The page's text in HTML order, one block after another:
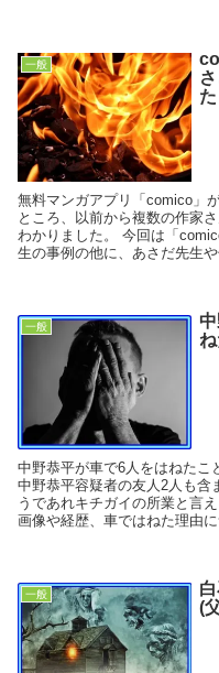
一般
た
無料マンガアプリ「comico」
ところ、以前から複数の作家
わかりました。 今回は「
生の事例の他に、あさだ先生や
一般
中野恭平が車で6人をはねたこ
中野恭平容疑者の友人2人も含
うであれキチガイの所業と言
画像や経歴、車ではねた理由
一般
(